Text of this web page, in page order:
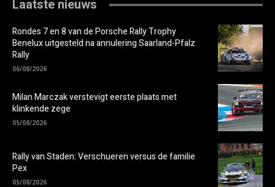
Laatste nieuws
Rondes 7 en 8 van de Porsche Rally Trophy
Benelux uitgesteld na annulering Saarland-Pfalz
Rally
06/08/2026
Milan Marczak verstevigt eerste plaats met
klinkende zege
05/08/2026
Rally van Staden: Verschueren versus de familie
Pex
05/08/2026